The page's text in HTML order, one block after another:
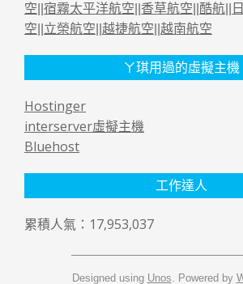
空 宿霧太平洋航空 香草航空 酷航
空 立榮航空 越捷航空 越南航空
ㄚ琪用過的虛擬主機
Hostinger
interserver虛擬主機
Bluehost
工作達人
累積人氣：17,953,037
Designed using Unos. Powered by